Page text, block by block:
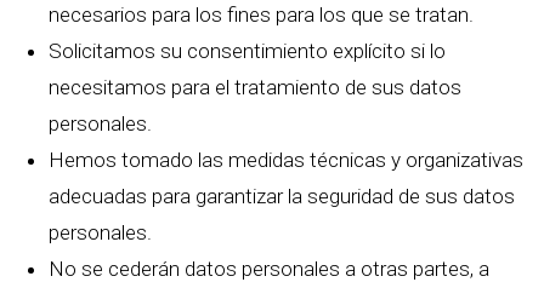
necesarios para los fines para los que se tratan.
Solicitamos su consentimiento explícito si lo
necesitamos para el tratamiento de sus datos
personales.
Hemos tomado las medidas técnicas y organizativas
adecuadas para garantizar la seguridad de sus datos
personales.
No se cederán datos personales a otras partes, a